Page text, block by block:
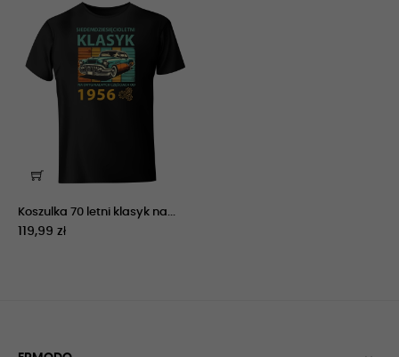
Koszulka 70 letni klasyk na...
119,99 zł